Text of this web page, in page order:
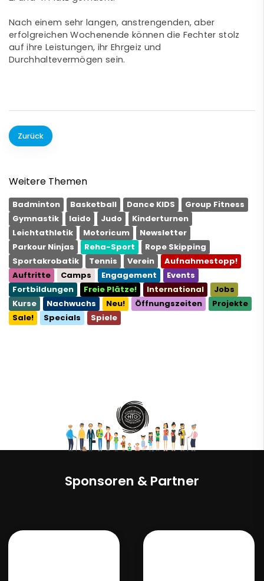
Nach einem sehr langen, anstrengenden, aber
erfolgreichen Wochenende können die Fechter stolz
auf ihre Leistungen, ihr Ehrgeiz und
Durchhaltevermögen sein.
Zurück
Weitere Themen
Badminton Basketball Dance KIDS
Group Fitness
Gymnastik
Iaido Judo
Kinderturnen
Leichtathletik
Motoricum
Newsletter
Parkour Ninjas
Reha-Sport
Rope Skipping
Sportakrobatik
Tennis Verein
Aufnahmestopp!
Auftritte
Camps Engagement
Events
Fortbildungen
Freie Plätze! International
Jobs
Kurse
Nachwuchs Neu! Öffnungszeiten
Projekte
Sale!
Specials Spiele
Sponsoren & Partner